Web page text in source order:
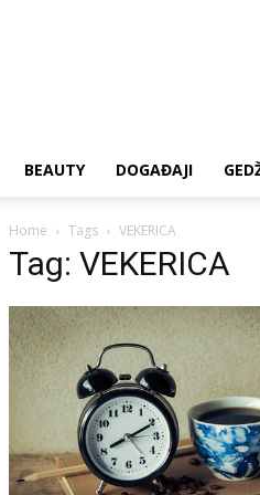
BEAUTY DOGAĐAJI
Home Tags VEKERICA
Tag: VEKERICA